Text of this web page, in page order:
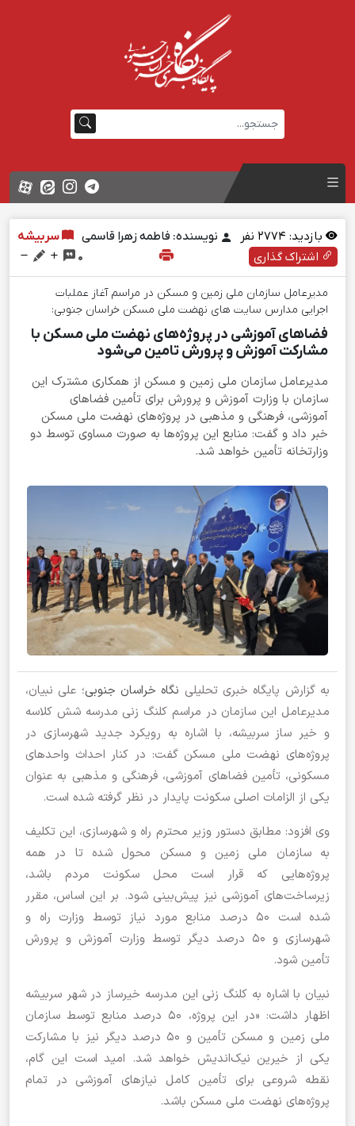
بازدید: نفر نویسنده: فاطمه زهرا قاسمی
سربیشه
اشتراک گذاری
0
مدیرعامل سازمان ملی زمین و مسکن در مراسم آغاز عملبات
اجرایی مدارس سایت های نهضت ملی مسکن خراسان جنوبی:
فضاهای آموزشی در پروژه‌های نهضت ملی مسکن با
مشارکت آموزش و پرورش تامین می‌شود
مدیرعامل سازمان ملی زمین و مسکن از همکاری مشترک این
سازمان با وزارت آموزش و پرورش برای تأمین فضاهای
آموزشی، فرهنگی و مذهبی در پروژه‌های نهضت ملی مسکن
خبر داد و گفت: منابع این پروژه‌ها به صورت مساوی توسط دو
وزارتخانه تأمین خواهد شد.
به گزارش پایگاه خبری تحلیلی نگاه خراسان جنوبی؛ علی نبیان،
مدیرعامل این سازمان در مراسم کلنگ زنی مدرسه شش کلاسه
و خیر ساز سربیشه، با اشاره به رویکرد جدید شهرسازی در
پروژه‌های نهضت ملی مسکن گفت: در کنار احداث واحدهای
مسکونی، تأمین فضاهای آموزشی، فرهنگی و مذهبی به عنوان
یکی از الزامات اصلی سکونت پایدار در نظر گرفته شده است.
وی افزود: مطابق دستور وزیر محترم راه و شهرسازی، این تکلیف
به سازمان ملی زمین و مسکن محول شده تا در همه
پروژه‌هایی که قرار است محل سکونت مردم باشد،
زیرساخت‌های آموزشی نیز پیش‌بینی شود. بر این اساس، مقرر
شده است ۵۰ درصد منابع مورد نیاز توسط وزارت راه و
شهرسازی و ۵۰ درصد دیگر توسط وزارت آموزش و پرورش
تأمین شود.
نبیان با اشاره به کلنگ زنی این مدرسه خیرساز در شهر سربیشه
اظهار داشت: «در این پروژه، ۵۰ درصد منابع توسط سازمان
ملی زمین و مسکن تأمین و ۵۰ درصد دیگر نیز با مشارکت
یکی از خیرین نیک‌اندیش خواهد شد. امید است این گام،
نقطه شروعی برای تأمین کامل نیازهای آموزشی در تمام
پروژه‌های نهضت ملی مسکن باشد.